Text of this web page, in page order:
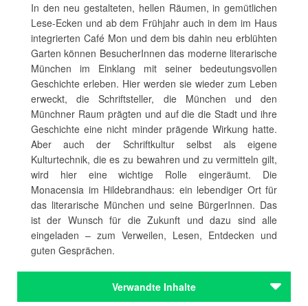
In den neu gestalteten, hellen Räumen, in gemütlichen
Lese-Ecken und ab dem Frühjahr auch in dem im Haus
integrierten Café Mon und dem bis dahin neu erblühten
Garten können BesucherInnen das moderne literarische
München im Einklang mit seiner bedeutungsvollen
Geschichte erleben. Hier werden sie wieder zum Leben
erweckt, die Schriftsteller, die München und den
Münchner Raum prägten und auf die die Stadt und ihre
Geschichte eine nicht minder prägende Wirkung hatte.
Aber auch der Schriftkultur selbst als eigene
Kulturtechnik, die es zu bewahren und zu vermitteln gilt,
wird hier eine wichtige Rolle eingeräumt. Die
Monacensia im Hildebrandhaus: ein lebendiger Ort für
das literarische München und seine BürgerInnen. Das
ist der Wunsch für die Zukunft und dazu sind alle
eingeladen – zum Verweilen, Lesen, Entdecken und
guten Gesprächen.
Verwandte Inhalte